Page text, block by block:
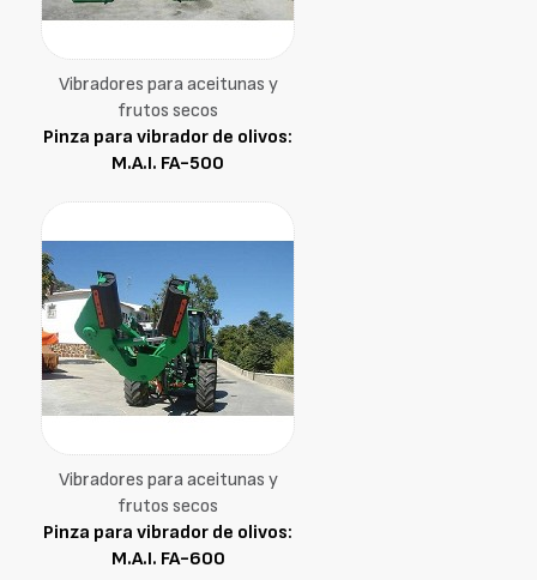
Vibradores para aceitunas y
frutos secos
Pinza para vibrador de olivos:
M.A.I. FA-500
Vibradores para aceitunas y
frutos secos
Pinza para vibrador de olivos:
M.A.I. FA-600